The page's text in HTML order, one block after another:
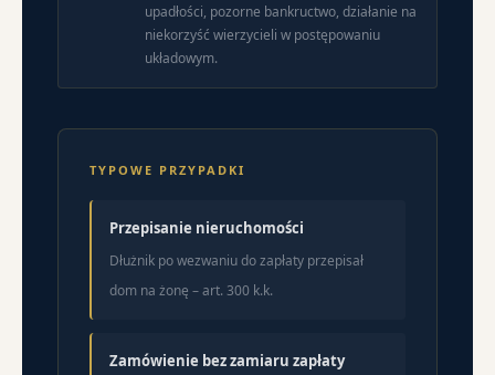
upadłości, pozorne bankructwo, działanie na
niekorzyść wierzycieli w postępowaniu
układowym.
TYPOWE PRZYPADKI
Przepisanie nieruchomości
Dłużnik po wezwaniu do zapłaty przepisał
dom na żonę – art. 300 k.k.
Zamówienie bez zamiaru zapłaty